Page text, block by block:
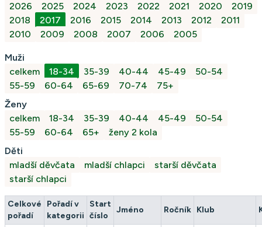
2026 2025 2024 2023 2022 2021 2020
2019
2018
2017 2016 2015 2014 2013 2012
2011
2010
2009 2008 2007 2006 2005
Muži
celkem
18-34 35-39 40-44 45-49
50-54
55-59
60-64 65-69 70-74
75+
Ženy
celkem
18-34 35-39 40-44 45-49
50-54
55-59
60-64 65+
ženy 2 kola
Děti
mladší děvčata
mladší chlapci
starší děvčata
starší chlapci
Celkové
pořadí
Pořadí v
kategorii
Start
číslo
Jméno Ročník Klub